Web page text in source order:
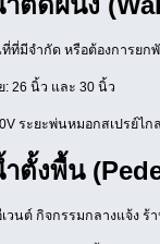
ที่ที่มีจำกัด หรือต้องการย
26 นิ้ว และ 30 นิ้ว
ระยะพ่นหมอกสเปรย์ไก
ตั้งพื้น
นต์ กิจกรรมกลางแจ้ง ร้